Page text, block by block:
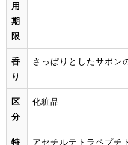
用
期
限
香
り
さっぱりとしたサボン
区
分
化粧品
特 アセチルテトラペプチ